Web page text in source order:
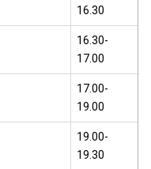
16.30
16.30-
17.00
17.00-
19.00
19.00-
19.30